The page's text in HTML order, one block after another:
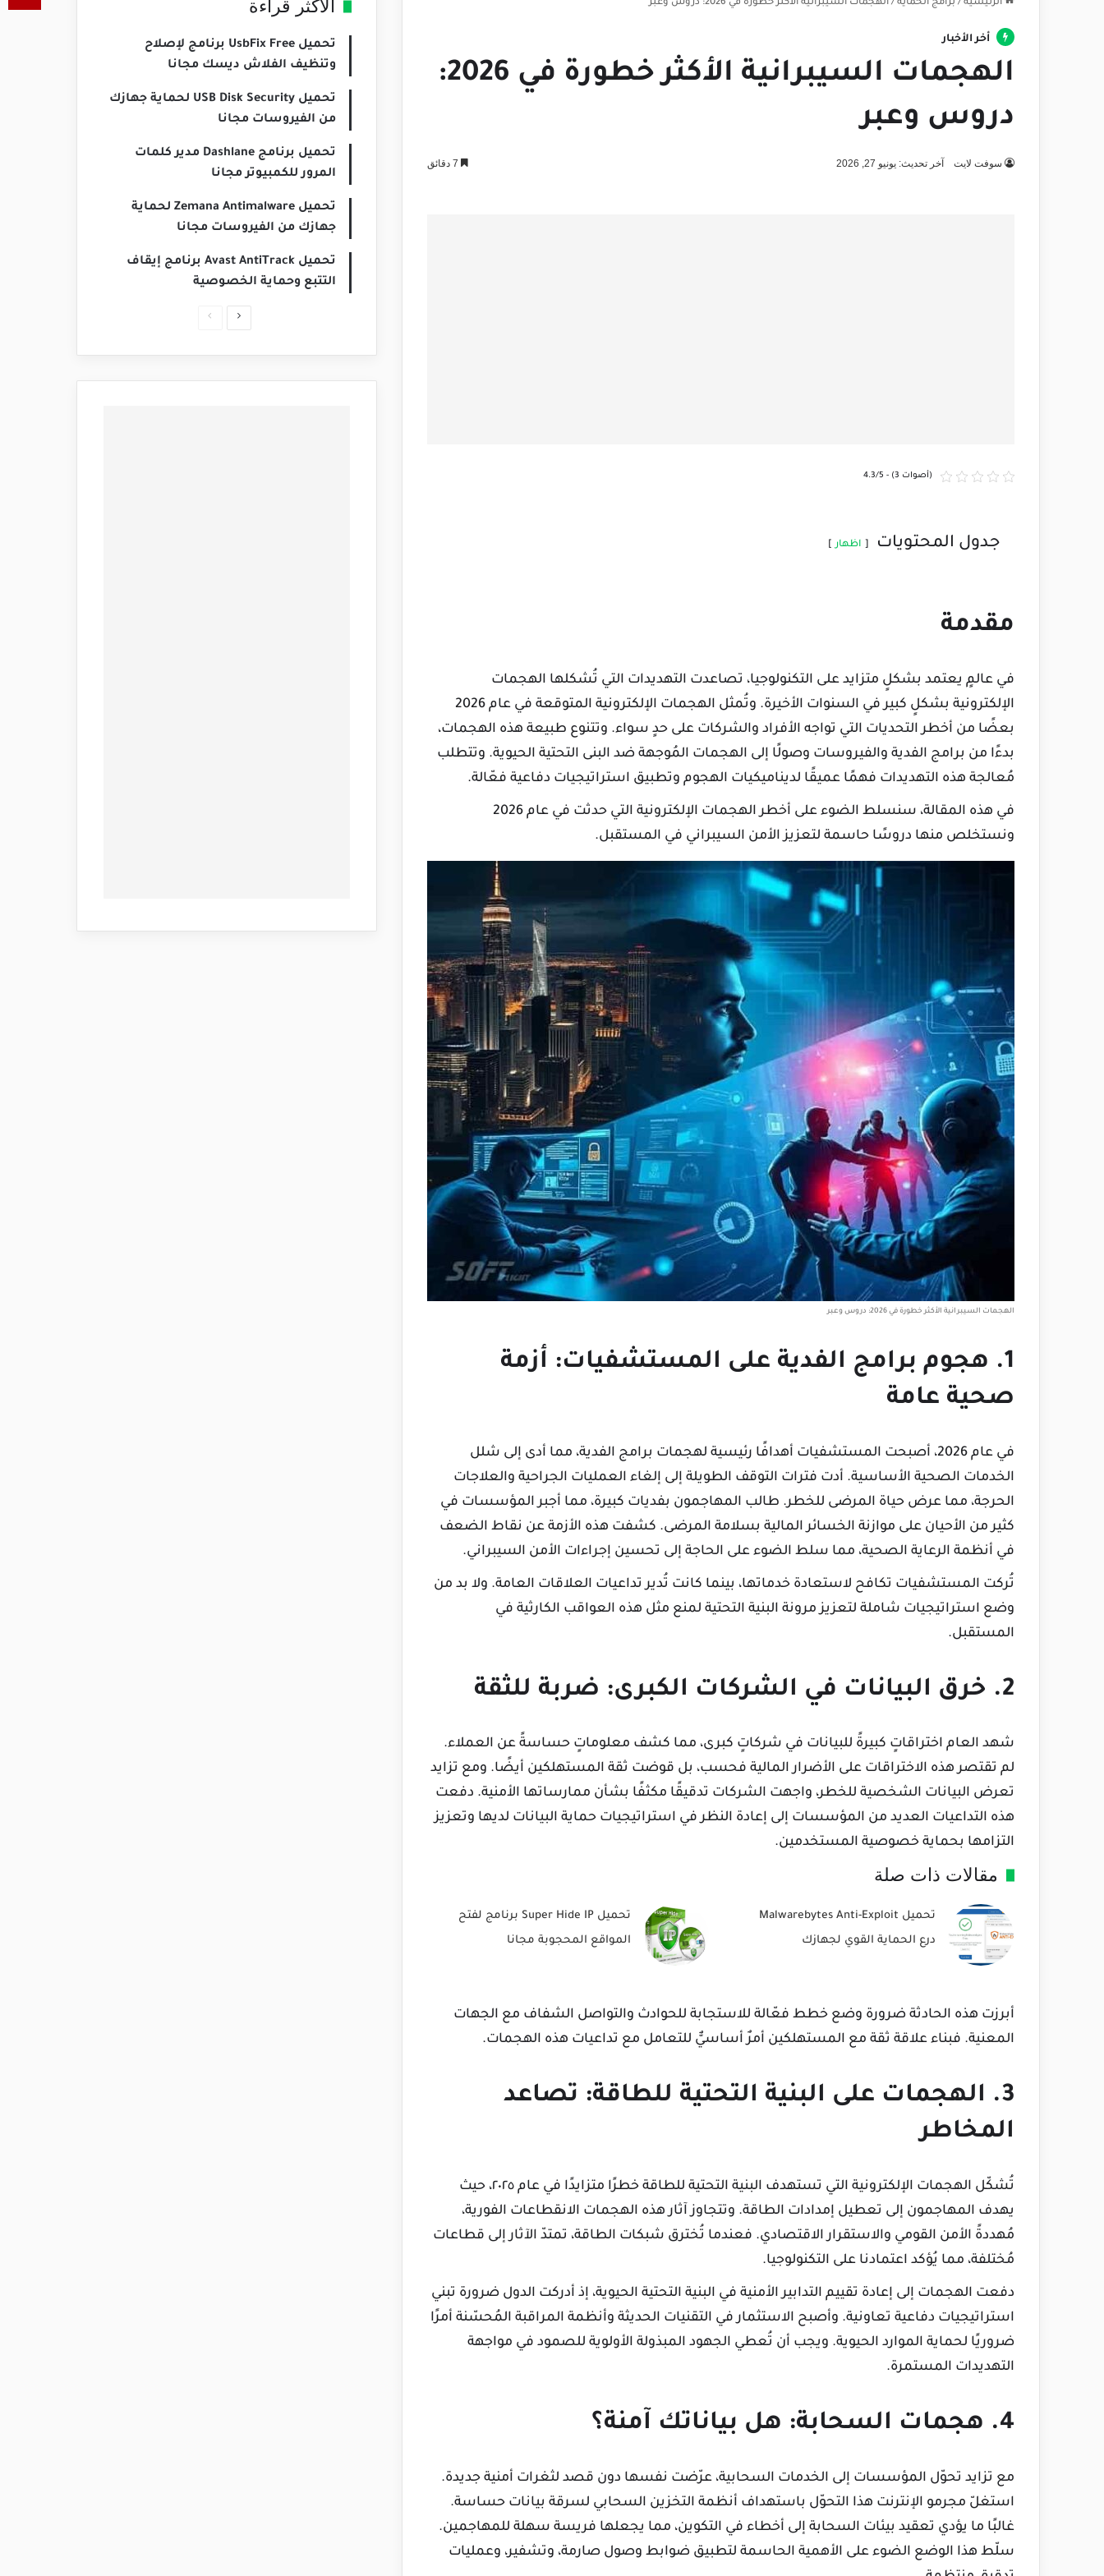
الرئيسية / برامج الحماية / الهجمات السيبرانية الأكثر خطورة في 2026: دروس وعبر
أخر الأخبار
الهجمات السيبرانية الأكثر خطورة في 2026:
دروس وعبر
سوفت لايت آخر تحديث: يونيو 27, 2026
4.3/5 - (3 أصوات)
جدول المحتويات اظهار
مقدمة
في عالمٍ يعتمد بشكلٍ متزايد على التكنولوجيا، تصاعدت التهديدات التي تُشكلها الهجمات
الإلكترونية بشكلٍ كبير في السنوات الأخيرة. وتُمثل الهجمات الإلكترونية المتوقعة في عام 2026
بعضًا من أخطر التحديات التي تواجه الأفراد والشركات على حدٍ سواء. وتتنوع طبيعة هذه الهجمات،
بدءًا من برامج الفدية والفيروسات وصولًا إلى الهجمات المُوجهة ضد البنى التحتية الحيوية. وتتطلب
مُعالجة هذه التهديدات فهمًا عميقًا لديناميكيات الهجوم وتطبيق استراتيجيات دفاعية فعّالة.
في هذه المقالة، سنسلط الضوء على أخطر الهجمات الإلكترونية التي حدثت في عام 2026
ونستخلص منها دروسًا حاسمة لتعزيز الأمن السيبراني في المستقبل.
الهجمات السيبرانية الأكثر خطورة في 2026: دروس وعبر
1. هجوم برامج الفدية على المستشفيات: أزمة
صحية عامة
في عام 2026، أصبحت المستشفيات أهدافًا رئيسية لهجمات برامج الفدية، مما أدى إلى شلل
الخدمات الصحية الأساسية. أدت فترات التوقف الطويلة إلى إلغاء العمليات الجراحية والعلاجات
الحرجة، مما عرض حياة المرضى للخطر. طالب المهاجمون بفديات كبيرة، مما أجبر المؤسسات في
كثير من الأحيان على موازنة الخسائر المالية بسلامة المرضى. كشفت هذه الأزمة عن نقاط الضعف
في أنظمة الرعاية الصحية، مما سلط الضوء على الحاجة إلى تحسين إجراءات الأمن السيبراني.
تُركت المستشفيات تكافح لاستعادة خدماتها، بينما كانت تُدير تداعيات العلاقات العامة. ولا بد من
وضع استراتيجيات شاملة لتعزيز مرونة البنية التحتية لمنع مثل هذه العواقب الكارثية في
المستقبل.
2. خرق البيانات في الشركات الكبرى: ضربة للثقة
شهد العام اختراقاتٍ كبيرةً للبيانات في شركاتٍ كبرى، مما كشف معلوماتٍ حساسةً عن العملاء.
لم تقتصر هذه الاختراقات على الأضرار المالية فحسب، بل قوضت ثقة المستهلكين أيضًا. ومع تزايد
تعرض البيانات الشخصية للخطر، واجهت الشركات تدقيقًا مكثفًا بشأن ممارساتها الأمنية. دفعت
هذه التداعيات العديد من المؤسسات إلى إعادة النظر في استراتيجيات حماية البيانات لديها وتعزيز
التزامها بحماية خصوصية المستخدمين.
مقالات ذات صلة
تحميل Malwarebytes Anti-Exploit
درع الحماية القوي لجهازك
تحميل Super Hide IP برنامج لفتح
المواقع المحجوبة مجانا
أبرزت هذه الحادثة ضرورة وضع خطط فعّالة للاستجابة للحوادث والتواصل الشفاف مع الجهات
المعنية. فبناء علاقة ثقة مع المستهلكين أمرٌ أساسيٌّ للتعامل مع تداعيات هذه الهجمات.
3. الهجمات على البنية التحتية للطاقة: تصاعد
المخاطر
تُشكّل الهجمات الإلكترونية التي تستهدف البنية التحتية للطاقة خطرًا متزايدًا في عام ٢٠٢٥، حيث
يهدف المهاجمون إلى تعطيل إمدادات الطاقة. وتتجاوز آثار هذه الهجمات الانقطاعات الفورية،
مُهددةً الأمن القومي والاستقرار الاقتصادي. فعندما تُخترق شبكات الطاقة، تمتدّ الآثار إلى قطاعات
مُختلفة، مما يُؤكد اعتمادنا على التكنولوجيا.
دفعت الهجمات إلى إعادة تقييم التدابير الأمنية في البنية التحتية الحيوية، إذ أدركت الدول ضرورة تبني
استراتيجيات دفاعية تعاونية. وأصبح الاستثمار في التقنيات الحديثة وأنظمة المراقبة المُحسّنة أمرًا
ضروريًا لحماية الموارد الحيوية. ويجب أن تُعطي الجهود المبذولة الأولوية للصمود في مواجهة
التهديدات المستمرة.
4. هجمات السحابة: هل بياناتك آمنة؟
مع تزايد تحوّل المؤسسات إلى الخدمات السحابية، عرّضت نفسها دون قصد لثغرات أمنية جديدة.
استغلّ مجرمو الإنترنت هذا التحوّل باستهداف أنظمة التخزين السحابي لسرقة بيانات حساسة.
غالبًا ما يؤدي تعقيد بيئات السحابة إلى أخطاء في التكوين، مما يجعلها فريسة سهلة للمهاجمين.
سلّط هذا الوضع الضوء على الأهمية الحاسمة لتطبيق ضوابط وصول صارمة، وتشفير، وعمليات
الأكثر قراءة
تحميل UsbFix Free برنامج لإصلاح
وتنظيف الفلاش ديسك مجانا
تحميل USB Disk Security لحماية جهازك
من الفيروسات مجانا
تحميل برنامج Dashlane مدير كلمات
المرور للكمبيوتر مجانا
تحميل Zemana Antimalware لحماية
جهازك من الفيروسات مجانا
تحميل Avast AntiTrack برنامج إيقاف
التتبع وحماية الخصوصية
الصفحةالصفحة